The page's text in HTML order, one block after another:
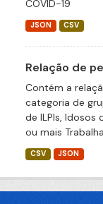
COVID-19
JSON CSV
Relação de
Contém a
categoria de
de ILPIs,
ou mais
CSV JSON